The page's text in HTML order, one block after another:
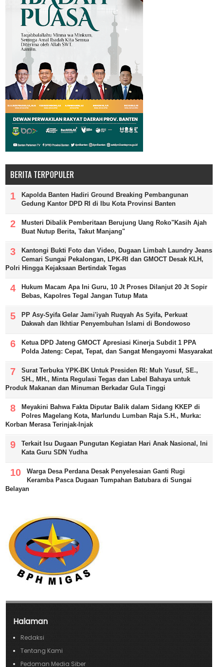
BERITA TERPOPULER
Kapolda Banten Hadiri Ground Breaking Pembangunan
Gedung Kantor DPD RI di Ibu Kota Provinsi Banten
Musteri Dibalik Pemberitaan Berujung Uang Roko"Kasih Ajah
Buat Nutup Berita, Takut Manjang"
Kantongi Bukti Foto dan Video, Dugaan Limbah Laundry Jeans
Cemari Sungai Pekalongan, LPK-RI dan GMOCT Desak KLH,
Polri Hingga Kejaksaan Bertindak Tegas
Hukum Macam Apa Ini Guru, 10 Jt Proses Dilanjut 20 Jt Sopir
Bebas, Kapolres Tegal Jangan Tutup Mata
PP Asy-Syifa Gelar Jami'iyah Ruqyah As Syifa, Perkuat
Dakwah dan Ikhtiar Penyembuhan Islami di Bondowoso
Ketua DPD Jateng GMOCT Apresiasi Kinerja Subdit 1 PPA
Polda Jateng: Cepat, Tepat, dan Sangat Mengayomi Masyarakat
Surat Terbuka YPK-BK Untuk Presiden RI: Muh Yusuf, SE.,
SH., MH., Minta Regulasi Tegas dan Label Bahaya untuk
Produk Makanan dan Minuman Berkadar Gula Tinggi
Meyakini Bahwa Fakta Diputar Balik dalam Sidang KKEP di
Polres Magelang Kota, Marlundu Lumban Raja S.H., Murka:
Korban Merasa Terinjak-Injak
Terkait Isu Dugaan Pungutan Kegiatan Hari Anak Nasional, Ini
Kata Guru SDN Yudha
Warga Desa Perdana Desak Penyelesaian Ganti Rugi
Keramba Pasca Dugaan Tumpahan Batubara di Sungai
Belayan
Halaman
Redaksi
Tentang Kami
Pedoman Media Siber